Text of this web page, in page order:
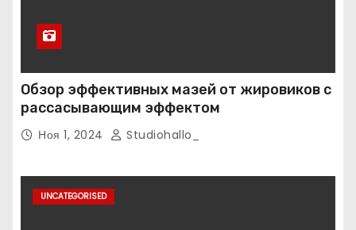
Обзор эффективных мазей от жировиков с
рассасывающим эффектом
Ноя 1, 2024 Studiohallo_
UNCATEGORISED